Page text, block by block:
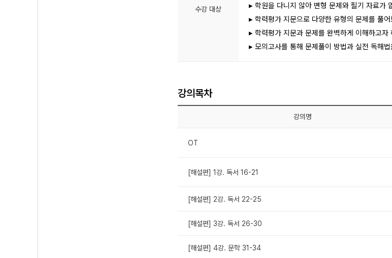
수강 대상
▸ 학원을 다니지 않아 변형 문제와 필기 자료가
▸ 학력평가 지문으로 다양한 유형의 문제를 풀
▸ 학력평가 지문과 문제를 완벽하게 이해하고자
▸ 모의고사를 통해 문제풀이 방법과 실전 독해
강의목차
강의명
OT
[해설편] 1강. 독서 16-21
[해설편] 2강. 독서 22-25
[해설편] 3강. 독서 26-30
[해설편] 4강. 문학 31-34